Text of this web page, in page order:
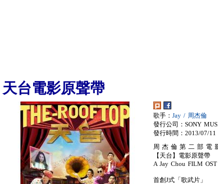
天台電影原聲帶
歌手： Jay / 周杰倫
發行公司：SONY
發行時間：2013/07/11
周 杰 倫 第 二 部 電
【天台】電影原聲帶
A Jay Chou FILM OST
首創J式「歌武片」